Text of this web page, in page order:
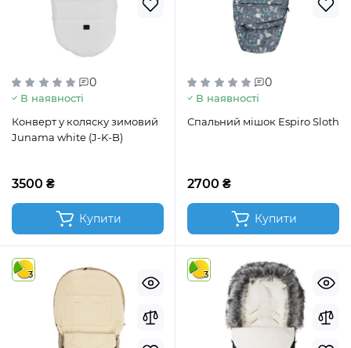
0
В наявності
Конверт у коляску зимовий
Junama white (J-K-B)
3500 ₴
Купити
0
В наявності
Спальний мішок Espiro Sloth
2700 ₴
Купити
3 3